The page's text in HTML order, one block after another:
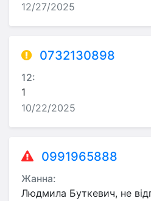
12/27/2025
0732130898
12:
1
10/22/2025
0991965888
Жанна:
Людмила Буткевич, не